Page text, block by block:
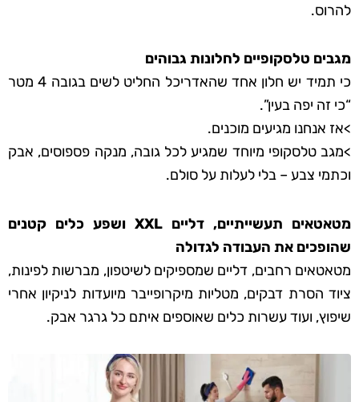
להרוס.
מגבים טלסקופיים לחלונות גבוהים
כי תמיד יש חלון אחד שהאדריכל החליט לשים בגובה 4 מטר
“כי זה יפה בעין”.
>אז אנחנו מגיעים מוכנים.
>מגב טלסקופי מיוחד שמגיע לכל גובה, מנקה פספוסים, אבק
וכתמי צבע – בלי לעלות על סולם.
מטאטאים תעשייתיים, דליים XXL ושפע כלים קטנים
שהופכים את העבודה לגדולה
מטאטאים רחבים, דליים שמספיקים לשיטפון, מברשות לפינות,
ציוד הסרת דבקים, מטליות מיקרופייבר מיועדות לניקיון אחרי
שיפוץ, ועוד עשרות כלים שאוספים איתם כל גרגר אבק.